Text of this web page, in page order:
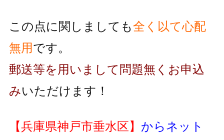
この点に関しましても全く以て心配
無用です。
郵送等を用いまして問題無くお申込
みいただけます！
【兵庫県神戸市垂水区】 からネット